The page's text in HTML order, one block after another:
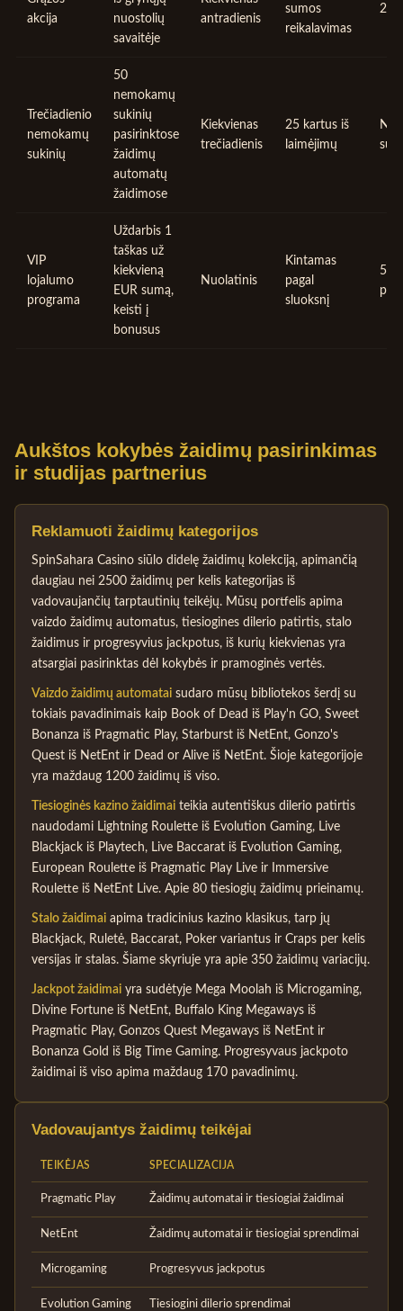
akcija
nuostolių
savaitėje
antradienis
sumos
reikalavimas
200
Trečiadienio
nemokamų
sukinių
50
nemokamų
sukinių
pasirinktose
žaidimų
automatų
žaidimose
Kiekvienas
trečiadienis
25 kartus iš
laimėjimų
VIP
lojalumo
programa
Uždarbis 1
taškas už
kiekvieną
EUR sumą,
keisti į
bonusus
Nuolatinis
Kintamas
pagal
sluoksnį
500
per
Aukštos kokybės žaidimų pasirinkimas
ir studijas partnerius
Reklamuoti žaidimų kategorijos
SpinSahara Casino siūlo didelę žaidimų kolekciją, apimančią
daugiau nei 2500 žaidimų per kelis kategorijas iš
vadovaujančių tarptautinių teikėjų. Mūsų portfelis apima
vaizdo žaidimų automatus, tiesiogines dilerio patirtis, stalo
žaidimus ir progresyvius jackpotus, iš kurių kiekvienas yra
atsargiai pasirinktas dėl kokybės ir pramoginės vertės.
Vaizdo žaidimų automatai sudaro mūsų bibliotekos šerdį su
tokiais pavadinimais kaip Book of Dead iš Play'n GO, Sweet
Bonanza iš Pragmatic Play, Starburst iš NetEnt, Gonzo's
Quest iš NetEnt ir Dead or Alive iš NetEnt. Šioje kategorijoje
yra maždaug 1200 žaidimų iš viso.
Tiesioginės kazino žaidimai teikia autentiškus dilerio patirtis
naudodami Lightning Roulette iš Evolution Gaming, Live
Blackjack iš Playtech, Live Baccarat iš Evolution Gaming,
European Roulette iš Pragmatic Play Live ir Immersive
Roulette iš NetEnt Live. Apie 80 tiesiogių žaidimų prieinamų.
Stalo žaidimai apima tradicinius kazino klasikus, tarp jų
Blackjack, Ruletė, Baccarat, Poker variantus ir Craps per kelis
versijas ir stalas. Šiame skyriuje yra apie 350 žaidimų variacijų.
Jackpot žaidimai yra sudėtyje Mega Moolah iš Microgaming,
Divine Fortune iš NetEnt, Buffalo King Megaways iš
Pragmatic Play, Gonzos Quest Megaways iš NetEnt ir
Bonanza Gold iš Big Time Gaming. Progresyvaus jackpoto
žaidimai iš viso apima maždaug 170 pavadinimų.
Vadovaujantys žaidimų teikėjai
TEIKĖJAS SPECIALIZACIJA
Pragmatic Play Žaidimų automatai ir tiesiogiai žaidimai
NetEnt Žaidimų automatai ir tiesiogiai sprendimai
Microgaming Progresyvus jackpotus
Evolution Gaming Tiesiogini dilerio sprendimai